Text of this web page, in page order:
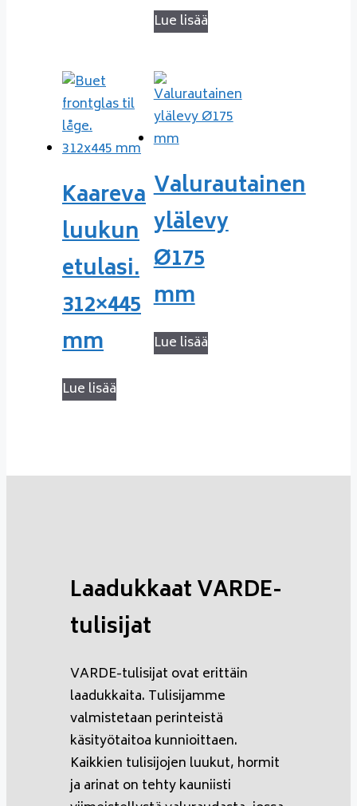
Lue lisää
Kaareva
luukun
etulasi.
312×445
mm
Lue lisää
Valurautainen
ylälevy
Ø175
mm
Lue lisää
Laadukkaat VARDE-
tulisijat
VARDE-tulisijat ovat erittäin
laadukkaita. Tulisijamme
valmistetaan perinteistä
käsityötaitoa kunnioittaen.
Kaikkien tulisijojen luukut, hormit
ja arinat on tehty kauniisti